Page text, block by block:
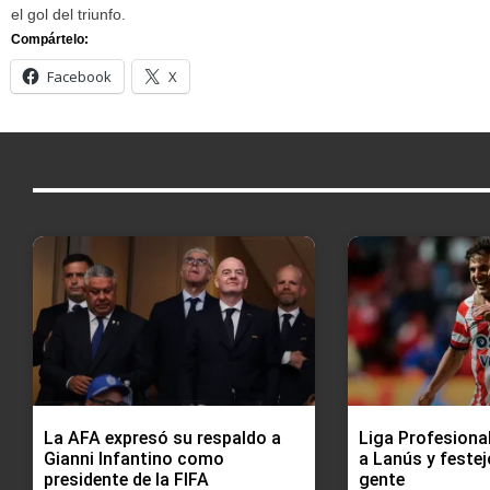
el gol del triunfo.
Compártelo:
Facebook X
La AFA expresó su respaldo a
Gianni Infantino como
presidente de la FIFA
Liga
a Lanús y
gente